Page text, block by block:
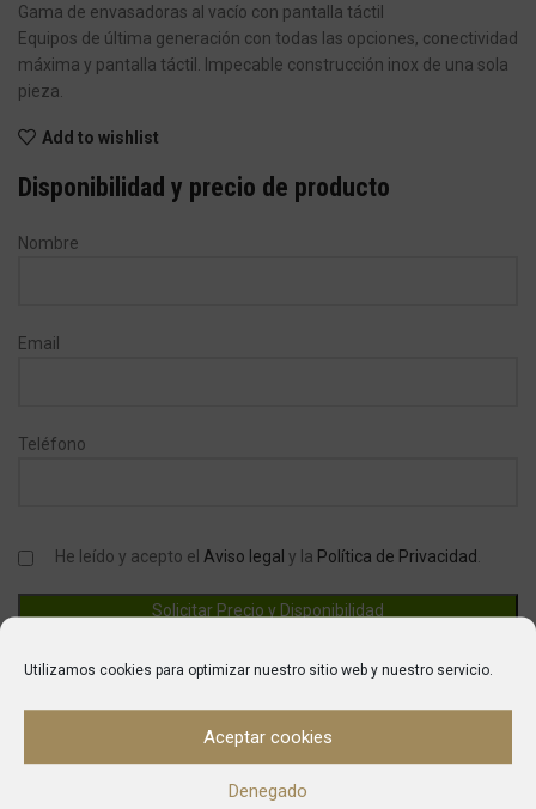
Utilizamos cookies para optimizar nuestro sitio web y nuestro servicio.
Aceptar cookies
Denegado
Gama de envasadoras al vacío con pantalla táctil
Equipos de última generación con todas las opciones, conectividad
máxima y pantalla táctil. Impecable construcción inox de una sola
pieza.
Add to wishlist
Disponibilidad y precio de producto
Nombre
Email
Teléfono
He leído y acepto el Aviso legal y la Política de Privacidad
Envasadoras
Máquina de Envasar al Vacío Industrial